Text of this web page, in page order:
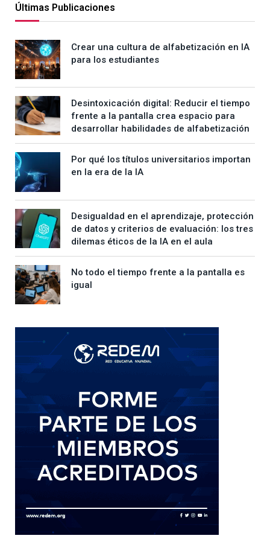
Últimas Publicaciones
Crear una cultura de alfabetización en IA
para los estudiantes
Desintoxicación digital: Reducir el tiempo
frente a la pantalla crea espacio para
desarrollar habilidades de alfabetización
Por qué los títulos universitarios importan
en la era de la IA
Desigualdad en el aprendizaje, protección
de datos y criterios de evaluación: los tres
dilemas éticos de la IA en el aula
No todo el tiempo frente a la pantalla es
igual